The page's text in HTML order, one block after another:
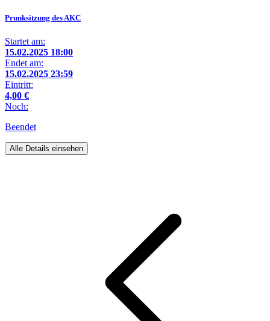
Prunksitzung des AKC
Startet am:
15.02.2025 18:00
Endet am:
15.02.2025 23:59
Eintritt:
4,00 €
Noch:
Beendet
Alle Details einsehen